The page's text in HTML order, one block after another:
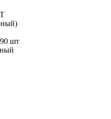
шт